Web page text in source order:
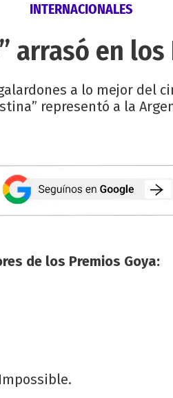
INTERNACIONALES
arrasó en los
a lo mejor del
representó a la
de los Premios Goya: